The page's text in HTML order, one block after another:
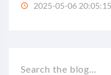
2025-05-06 20:05:15
Search the blog...